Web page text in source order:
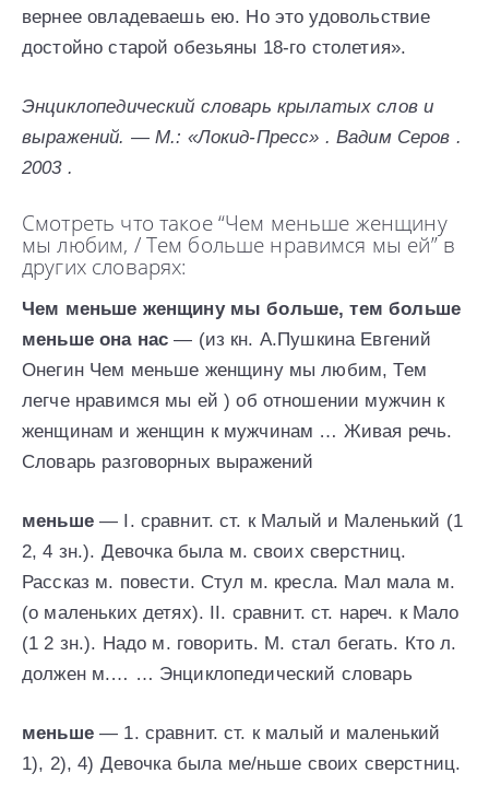
вернее овладеваешь ею. Но это удовольствие
достойно старой обезьяны 18-го столетия».
Энциклопедический словарь крылатых слов и
выражений. — М.: «Локид-Пресс» . Вадим Серов .
2003 .
Смотреть что такое “Чем меньше женщину
мы любим, / Тем больше нравимся мы ей” в
других словарях:
Чем меньше женщину мы больше, тем больше
меньше она нас — (из кн. А.Пушкина Евгений
Онегин Чем меньше женщину мы любим, Тем
легче нравимся мы ей ) об отношении мужчин к
женщинам и женщин к мужчинам … Живая речь.
Словарь разговорных выражений
меньше— I. сравнит. ст. к Малый и Маленький (1
2, 4 зн.). Девочка была м. своих сверстниц.
Рассказ м. повести. Стул м. кресла. Мал мала м.
(о маленьких детях). II. сравнит. ст. нареч. к Мало
(1 2 зн.). Надо м. говорить. М. стал бегать. Кто л.
должен м.… … Энциклопедический словарь
меньше— 1. сравнит. ст. к малый и маленький
1), 2), 4) Девочка была ме/ньше своих сверстниц.